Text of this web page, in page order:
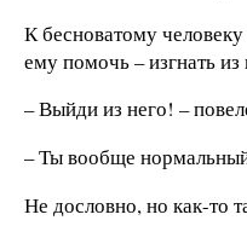
К бесноватому
ему помочь – изгнать из
– Выйди из него! –
– Ты вообще
Не дословно, но как-то